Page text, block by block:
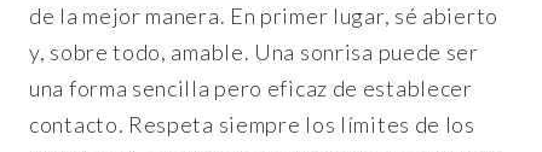
de la mejor manera. En primer lugar, sé abierto
y, sobre todo, amable. Una sonrisa puede ser
una forma sencilla pero eficaz de establecer
contacto. Respeta siempre los límites de los